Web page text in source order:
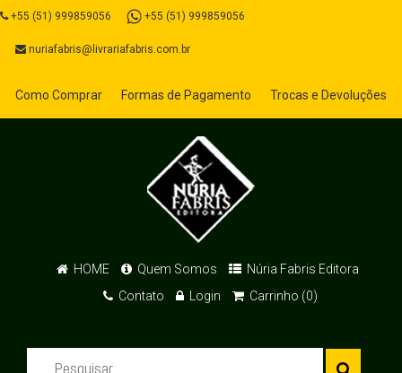
+55 (51) 999859056 +55 (51) 999859056
nuriafabris@livrariafabris.com.br
Como Comprar Formas de Pagamento Trocas e Devoluções
HOME Quem Somos
Núria Fabris Editora
Contato
Login Carrinho (0)